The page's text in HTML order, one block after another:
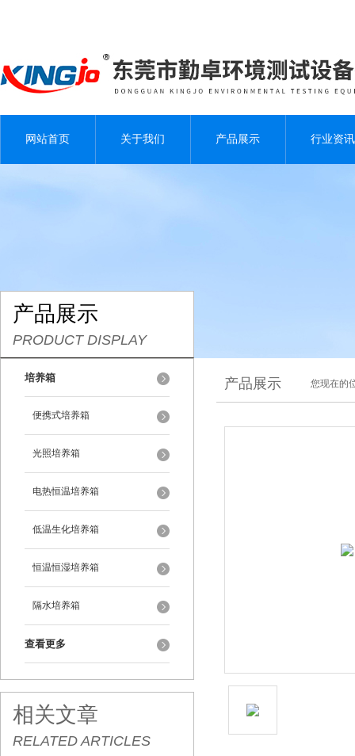
网站首页 关于我们 产品展示 行业资讯
产品展示
PRODUCT DISPLAY
培养箱
便携式培养箱
光照培养箱
电热恒温培养箱
低温生化培养箱
恒温恒湿培养箱
隔水培养箱
查看更多
相关文章
RELATED ARTICLES
产品展示 您现在的